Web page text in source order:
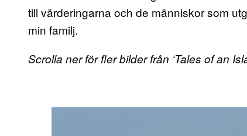
till värderingarna och de människor som
min familj.
Scrolla ner för fler bilder från ‘Tales of an